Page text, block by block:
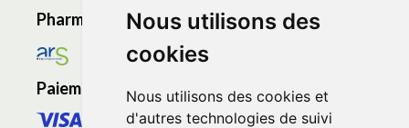
Nous utilisons des
cookies
Nous utilisons des cookies et
d'autres technologies de suivi
Pharmacie en ligne agréée
Paiement sécurisé